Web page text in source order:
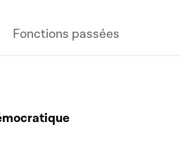
Fonctions passées